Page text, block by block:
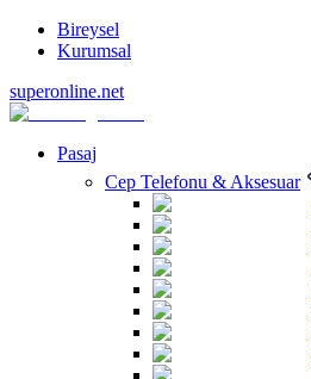
Bireysel
Kurumsal
superonline.net
Pasaj
Cep Telefonu & Aksesuar